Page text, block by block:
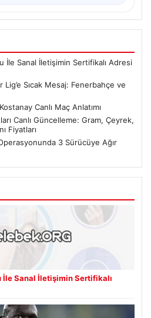
İle Sanal İletişimin Sertifikalı Adresi
Lig’e Sıcak Mesaj: Fenerbahçe ve
Canlı Maç Anlatımı
Canlı Güncelleme: Gram, Çeyrek,
Fiyatları
3 Sürücüye Ağır
Sanal İletişimin Sertifikalı